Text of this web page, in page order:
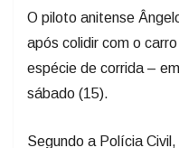
O piloto anitense
após colidir com o
espécie de corrida –
sábado (15).
Segundo a Polícia